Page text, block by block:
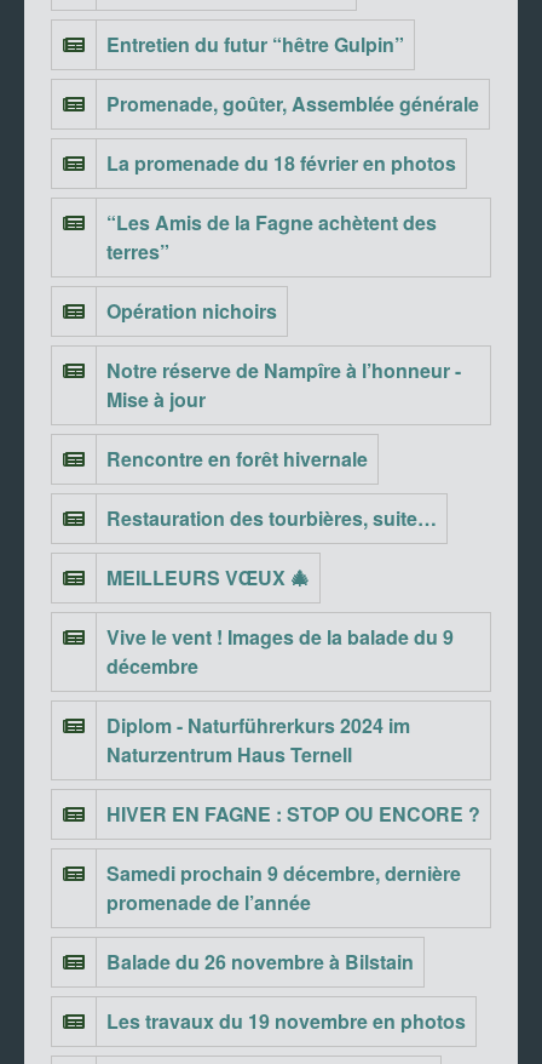
Entretien du futur “hêtre Gulpin”
Promenade, goûter, Assemblée générale
La promenade du 18 février en photos
“Les Amis de la Fagne achètent des
terres”
Opération nichoirs
Notre réserve de Nampîre à l’honneur -
Mise à jour
Rencontre en forêt hivernale
Restauration des tourbières, suite…
MEILLEURS VŒUX 🎄
Vive le vent ! Images de la balade du 9
décembre
Diplom - Naturführerkurs 2024 im
Naturzentrum Haus Ternell
HIVER EN FAGNE : STOP OU ENCORE ?
Samedi prochain 9 décembre, dernière
promenade de l’année
Balade du 26 novembre à Bilstain
Les travaux du 19 novembre en photos